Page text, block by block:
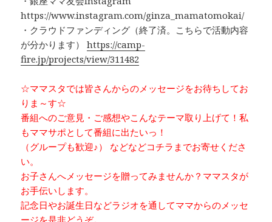
https://www.instagram.com/ginza_mamatomokai/
・ クラウドファンディング（終了済。こちらで活動内容
が分かります）https://camp-
fire.jp/projects/view/311482
☆ママスタでは皆さんからのメッセージをお待ちしてお
りま～す☆
番組へのご意見・ご感想やこんなテーマ取り上げて！私
もママサポとして番組に出たいっ！
（グループも歓迎♪） などなどコチラまでお寄せくださ
い。
お子さんへメッセージを贈ってみませんか？ママスタが
お手伝いします。
記念日やお誕生日などラジオを通してママからのメッセ